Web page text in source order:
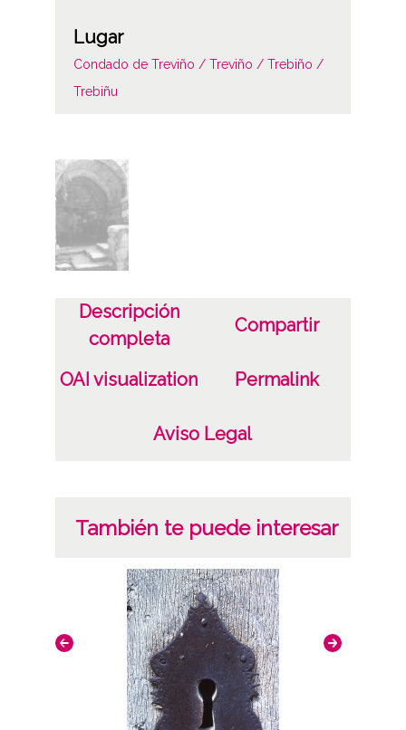
Lugar
Condado de Treviño / Treviño / Trebiño /
Trebiñu
CC BY-NC-SA 4.0
Descripción
completa
Compartir
OAI visualization Permalink
Aviso Legal
También te puede interesar